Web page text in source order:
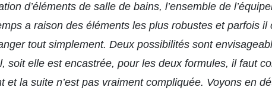
d’éléments de salle de bains, l’ensemble de
a raison des éléments les plus robustes et parfois il
tout simplement. Deux possibilités sont
soit elle est encastrée, pour les deux formules, il faut
et la suite n’est pas vraiment compliquée. Voyons en